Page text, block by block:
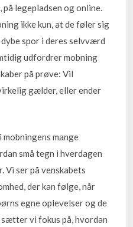
legepladsen og online.
ikke kun, at de føler sig
spor i deres selvværd
udfordrer mobning
på prøve: Vil
gælder, eller ender
mange
små tegn i hverdagen
Vi ser på venskabets
der kan følge, når
egne oplevelser og de
vi fokus på, hvordan